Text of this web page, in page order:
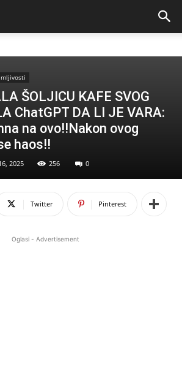
ŠOLJICU KAFE SVOG
ChatGPT DA LI JE VARA:
na ovo!!Nakon ovog
haos!!
2025 256 0
Twitter Pinterest
Oglasi - Advertisement